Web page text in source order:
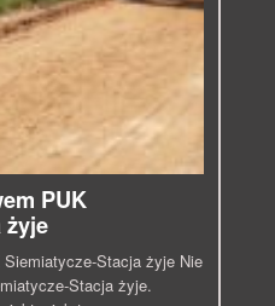
PUK
żyje
Stacja żyje Nie
Stacja żyje.